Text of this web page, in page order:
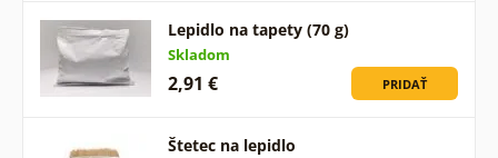
Lepidlo na tapety (70 g)
Skladom
2,91 € PRIDAŤ
Štetec na lepidlo